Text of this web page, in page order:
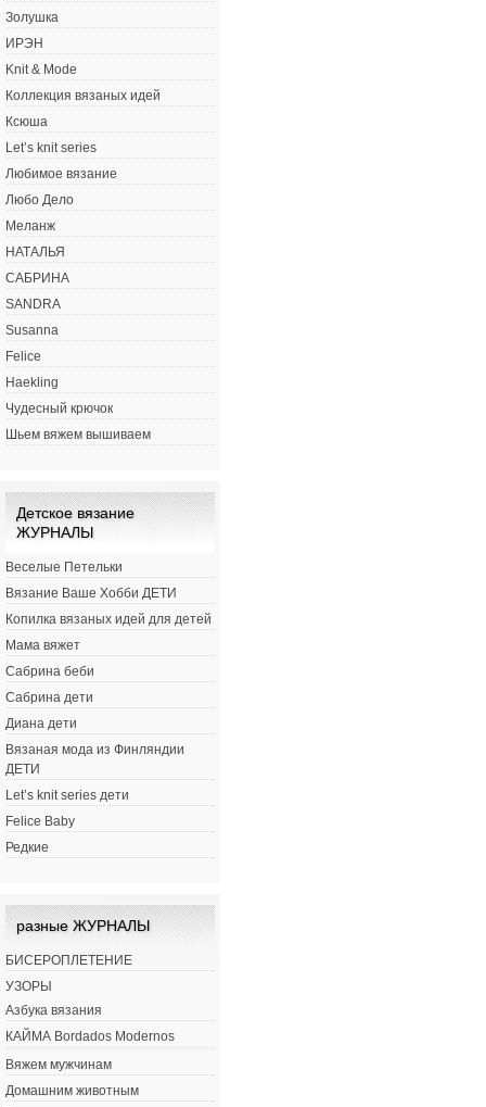
Золушка
ИРЭН
Knit & Mode
Коллекция вязаных идей
Ксюша
Let’s knit series
Любимое вязание
Любо Дело
Меланж
НАТАЛЬЯ
САБРИНА
SANDRA
Susanna
Felice
Haekling
Чудесный крючок
Шьем вяжем вышиваем
Детское вязание
ЖУРНАЛЫ
Веселые Петельки
Вязание Ваше Хобби ДЕТИ
Копилка вязаных идей для детей
Мама вяжет
Сабрина беби
Сабрина дети
Диана дети
Вязаная мода из Финляндии
ДЕТИ
Let’s knit series дети
Felice Baby
Редкие
разные ЖУРНАЛЫ
БИСЕРОПЛЕТЕНИЕ
УЗОРЫ
Азбука вязания
КАЙМА Bordados Modernos
Вяжем мужчинам
Домашним животным